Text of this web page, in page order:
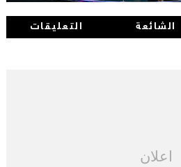
الشائعة التعليقات
اعلان